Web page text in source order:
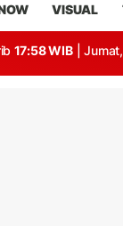
VISUAL
17:58 WIB |